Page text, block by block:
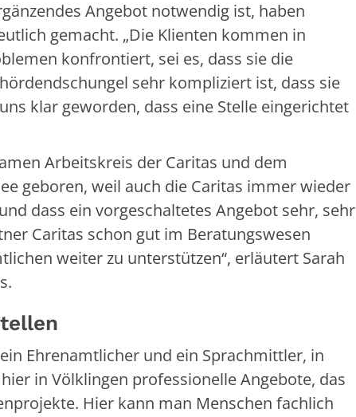
Angebot notwendig ist, haben
gemacht. „Die Klienten kommen in
konfrontiert, sei es, dass sie die
sehr kompliziert ist, dass sie
klar geworden, dass eine Stelle eingerichtet
Arbeitskreis der Caritas und dem
geboren, weil auch die Caritas immer wieder
dass ein vorgeschaltetes Angebot sehr, sehr
Caritas schon gut im Beratungswesen
weiter zu unterstützen“, erläutert Sarah
Ehrenamtlicher und ein Sprachmittler, in
in Völklingen professionelle Angebote, das
Hier kann man Menschen fachlich